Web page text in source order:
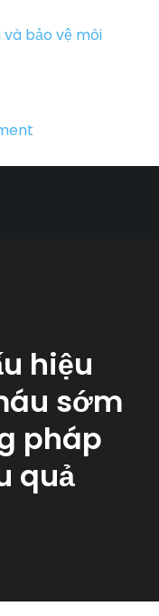
du lịch và
vệ môi
hiệu
sớm
pháp
quả